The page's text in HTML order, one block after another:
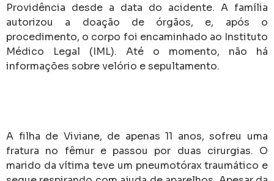
Providência desde a data do acidente. A família
autorizou a doação de órgãos, e, após o
procedimento, o corpo foi encaminhado ao Instituto
Médico Legal (IML). Até o momento, não há
informações sobre velório e sepultamento.
A filha de Viviane, de apenas 11 anos, sofreu uma
fratura no fêmur e passou por duas cirurgias. O
marido da vítima teve um pneumotórax traumático e